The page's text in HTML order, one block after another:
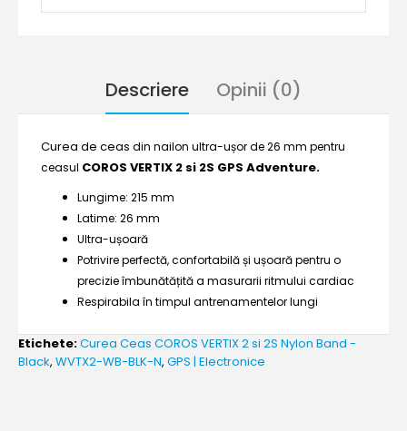
Descriere Opinii (0)
Curea de ceas din nailon ultra-ușor de 26 mm pentru
ceasul COROS VERTIX 2 si 2S GPS Adventure.
Lungime: 215 mm
Latime: 26 mm
Ultra-ușoară
Potrivire perfectă, confortabilă și ușoară pentru o
precizie îmbunătățită a masurarii ritmului cardiac
Respirabila în timpul antrenamentelor lungi
Etichete:Curea Ceas COROS VERTIX 2 si 2S Nylon Band -
Black, WVTX2-WB-BLK-N, GPS | Electronice